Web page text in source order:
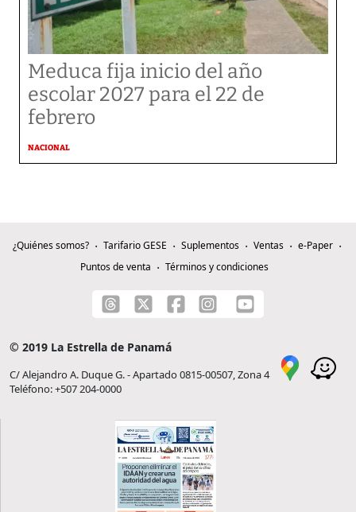
Meduca fija inicio del año
escolar 2027 para el 22 de
febrero
NACIONAL
¿Quiénes somos? Tarifario GESE Suplementos Ventas
e-Paper
Puntos de venta
Términos y condiciones
© 2019 La Estrella de Panamá
C/ Alejandro A. Duque G. - Apartado 0815-00507, Zona 4
Teléfono: +507 204-0000